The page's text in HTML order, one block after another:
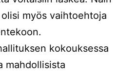
myös vaihtoehtoja
kokouksessa
mahdollisista